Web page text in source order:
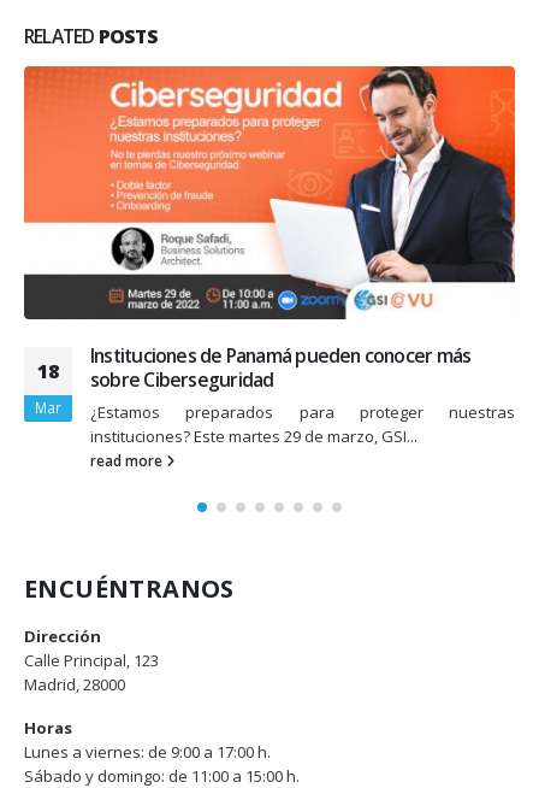
RELATED POSTS
10
Mar
Costa Rica, lista para evento virtual de
Ciberseguridad
¿Estás preparado para llevar tu negocio a otro nivel?
Únete este jueves...
read more
ENCUÉNTRANOS
Dirección
Calle Principal, 123
Madrid, 28000
Horas
Lunes a viernes: de 9:00 a 17:00 h.
Sábado y domingo: de 11:00 a 15:00 h.